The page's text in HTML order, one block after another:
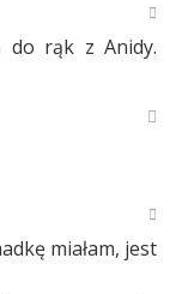
do rąk z Anidy.
miałam, jest